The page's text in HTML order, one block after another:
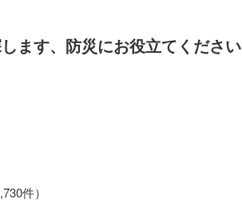
ます、防災にお役立てください
件）